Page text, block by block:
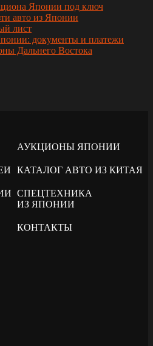
Японии под ключ
авто из Японии
лист
документы и платежи
Дальнего Востока
АУКЦИОНЫ ЯПОНИИ
КАТАЛОГ АВТО ИЗ КИТАЯ
СПЕЦТЕХНИКА
ИЗ ЯПОНИИ
КОНТАКТЫ